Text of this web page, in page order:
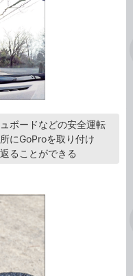
ボードなどの安全運転
にGoProを取り付け
ることができる